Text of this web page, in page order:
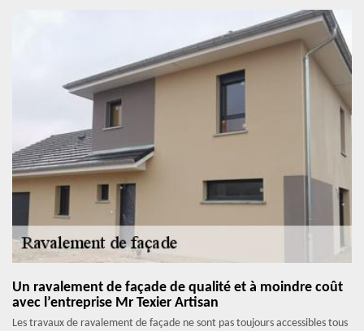
Un ravalement de façade de qualité et à moindre coût
avec l’entreprise Mr Texier Artisan
Les travaux de ravalement de façade ne sont pas toujours accessibles tous